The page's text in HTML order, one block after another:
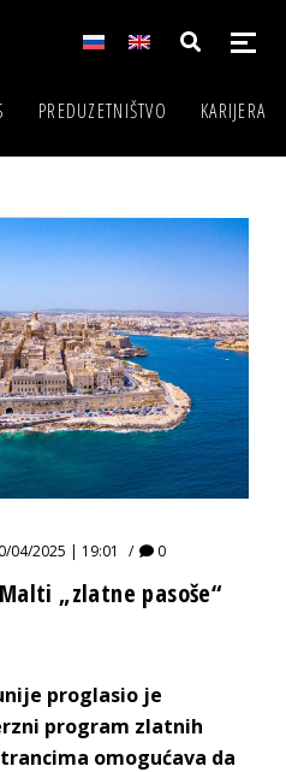
PREDUZETNIŠTVO KARIJERA
04/2025 | 19:01 0
„zlatne pasoše“
proglasio je
program zlatnih
omogućava da